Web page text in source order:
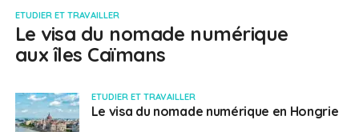
ETUDIER ET TRAVAILLER
Le visa du nomade numérique
aux îles Caïmans
ETUDIER ET TRAVAILLER
Le visa du nomade numérique en Hongrie